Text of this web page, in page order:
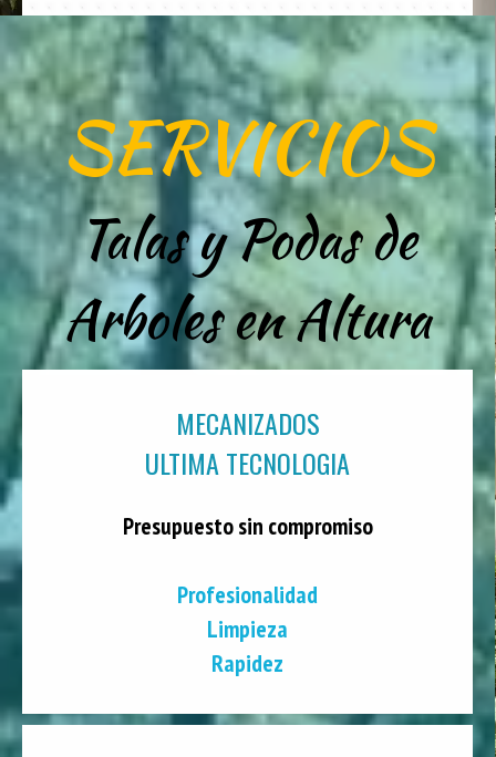
SERVICIOS
Talas y Podas de
Arboles en Altura
MECANIZADOS
ULTIMA TECNOLOGIA
Presupuesto sin compromiso
Profesionalidad
Limpieza
Rapidez